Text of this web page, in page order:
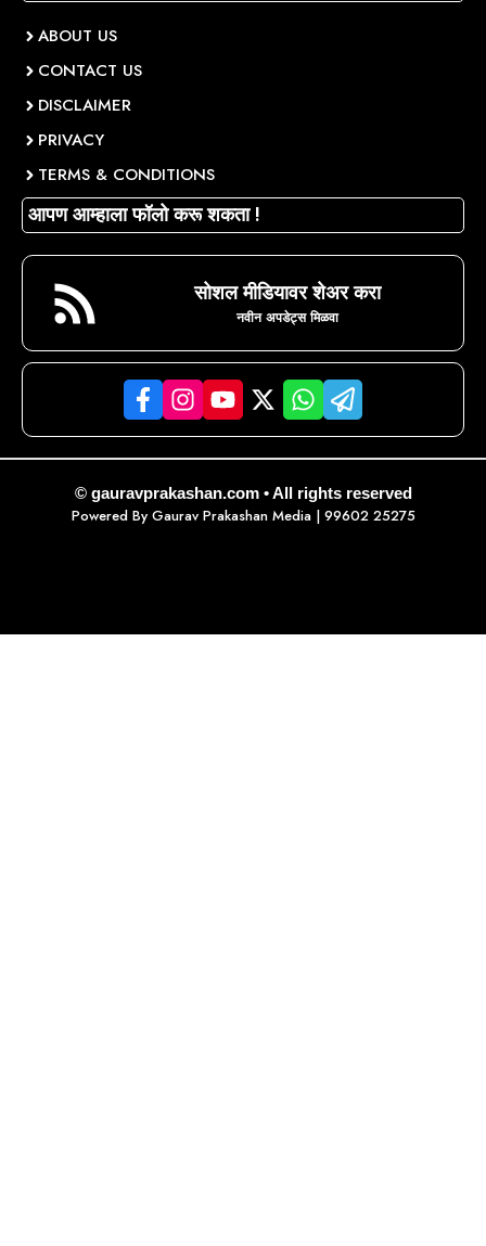
ABOUT US
CONTACT US
DISCLAIMER
PRIVACY
TERMS & CONDITIONS
आपण आम्हाला फॉलो करू शकता !
सोशल मीडियावर शेअर करा
नवीन अपडेट्स मिळवा
© gauravprakashan.com • All rights reserved
Powered By Gaurav Prakashan Media| 99602 25275